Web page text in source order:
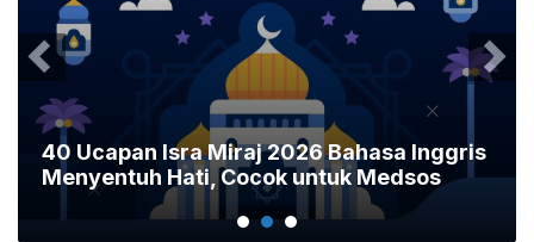
40 Ucapan Isra Miraj 2026 Bahasa Inggris
Menyentuh Hati, Cocok untuk Medsos